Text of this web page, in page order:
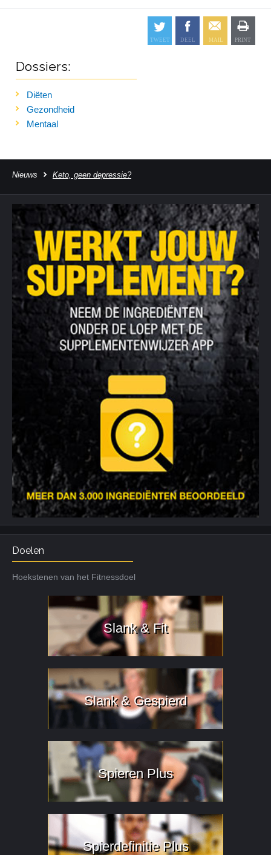
Dossiers:
Diëten
Gezondheid
Mentaal
Nieuws Keto, geen depressie?
Doelen
Hoekstenen van het Fitnessdoel
Slank & Fit
Slank & Gespierd
Spieren Plus
Spierdefinitie Plus